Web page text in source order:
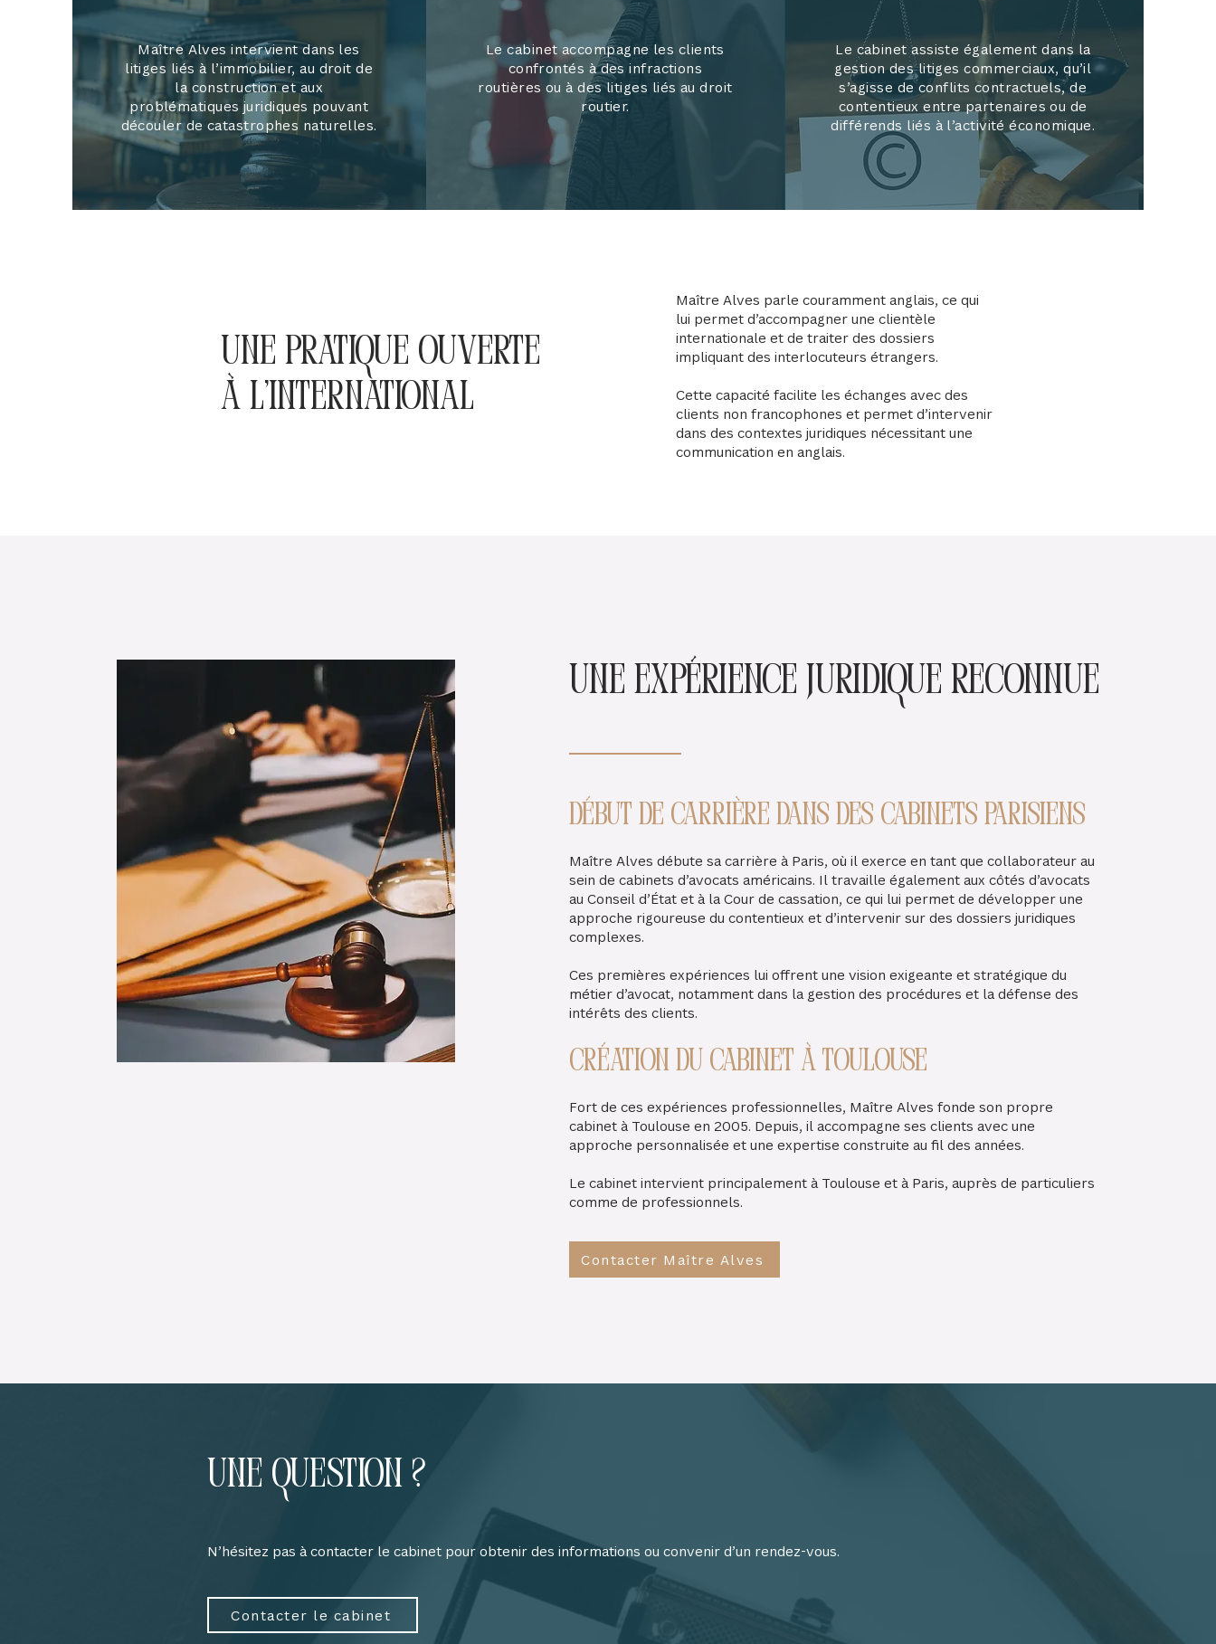
Maître Alves intervient dans les
litiges liés à l’immobilier, au droit de
la construction et aux
problématiques juridiques pouvant
découler de catastrophes naturelles.
Le cabinet accompagne les clients
confrontés à des infractions
routières ou à des litiges liés au droit
routier.
Le cabinet assiste également dans la
gestion des litiges commerciaux, qu’il
s’agisse de conflits contractuels, de
contentieux entre partenaires ou de
différends liés à l’activité économique.
Une pratique ouverte
à l'international
Maître Alves parle couramment anglais, ce qui
lui permet d’accompagner une clientèle
internationale et de traiter des dossiers
impliquant des interlocuteurs étrangers.
Cette capacité facilite les échanges avec des
clients non francophones et permet d’intervenir
dans des contextes juridiques nécessitant une
communication en anglais.
Une expérience juridique reconnue
Début de carrière dans des cabinets parisiens
Maître Alves débute sa carrière à Paris, où il exerce en tant que collaborateur au
sein de cabinets d’avocats américains. Il travaille également aux côtés d’avocats
au Conseil d’État et à la Cour de cassation, ce qui lui permet de développer une
approche rigoureuse du contentieux et d’intervenir sur des dossiers juridiques
complexes.
Ces premières expériences lui offrent une vision exigeante et stratégique du
métier d’avocat, notamment dans la gestion des procédures et la défense des
intérêts des clients.
Création du cabinet à Toulouse
Fort de ces expériences professionnelles, Maître Alves fonde son propre
cabinet à Toulouse en 2005. Depuis, il accompagne ses clients avec une
approche personnalisée et une expertise construite au fil des années.
Le cabinet intervient principalement à Toulouse et à Paris, auprès de particuliers
comme de professionnels.
Contacter Maître Alves
Une question ?
N’hésitez pas à contacter le cabinet pour obtenir des informations ou convenir d’un rendez-vous.
Contacter le cabinet